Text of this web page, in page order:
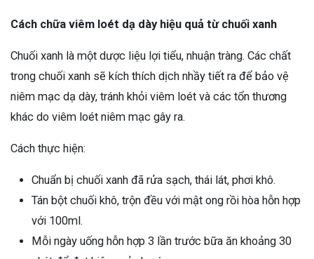
Cách chữa viêm loét dạ dày hiệu quả từ chuối xanh
Chuối xanh là một dược liệu lợi tiểu, nhuận tràng. Các chất
trong chuối xanh sẽ kích thích dịch nhầy tiết ra để bảo vệ
niêm mạc dạ dày, tránh khỏi viêm loét và các tổn thương
khác do viêm loét niêm mạc gây ra.
Cách thực hiện:
Chuẩn bị chuối xanh đã rửa sạch, thái lát, phơi khô.
Tán bột chuối khô, trộn đều với mật ong rồi hòa hỗn hợp
với 100ml.
Mỗi ngày uống hỗn hợp 3 lần trước bữa ăn khoảng 30